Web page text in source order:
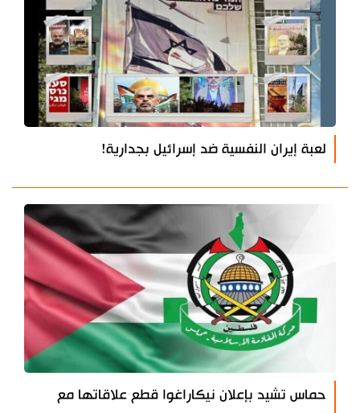
لعبة إيران النفسية ضد إسرائيل بجدارية!
حماس تشيد بإعلان نيكاراغوا قطع علاقاتها مع